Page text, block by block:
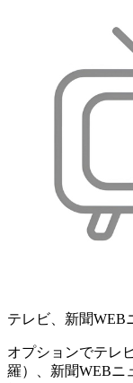
テレビ、新聞WEB
オプションでテレ
羅）、新聞WEBニ